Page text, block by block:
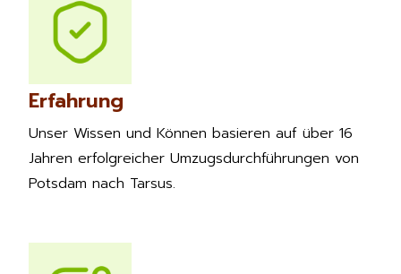
Erfahrung
Unser Wissen und Können basieren auf über 16
Jahren erfolgreicher Umzugsdurchführungen von
Potsdam nach Tarsus.